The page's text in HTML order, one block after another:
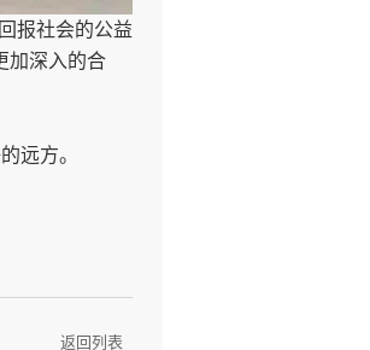
报社会的公益
加深入的合
远方。
返回列表